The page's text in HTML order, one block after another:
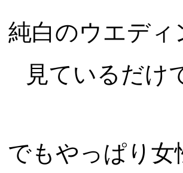
純白のウエデ
見ているだけ
でもやっぱり